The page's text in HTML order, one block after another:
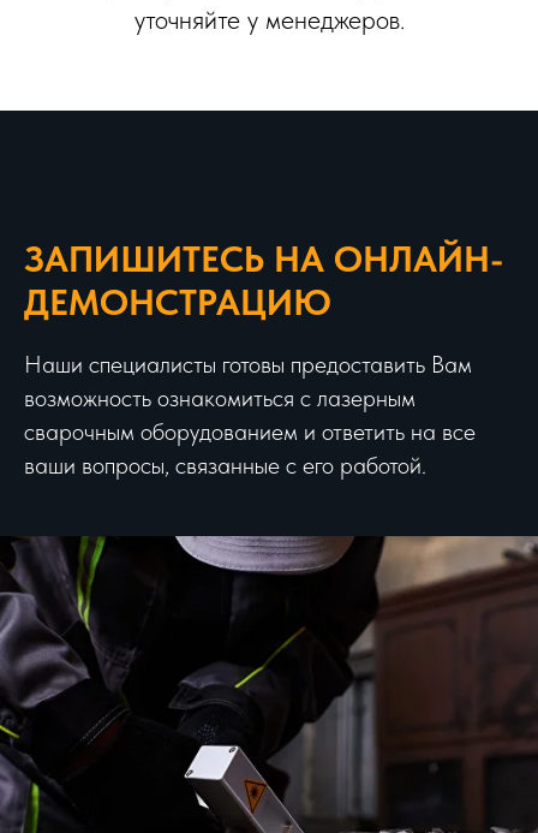
уточняйте у менеджеров.
ЗАПИШИТЕСЬ НА ОНЛАЙН-
ДЕМОНСТРАЦИЮ
Наши специалисты готовы предоставить Вам
возможность ознакомиться с лазерным
сварочным оборудованием и ответить на все
ваши вопросы, связанные с его работой.